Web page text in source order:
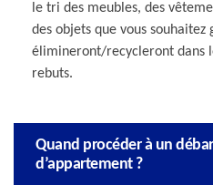
le tri des meubles, des
des objets que vous souhaitez
élimineront/recycleront dans
rebuts.
Quand procéder à un
d’appartement ?